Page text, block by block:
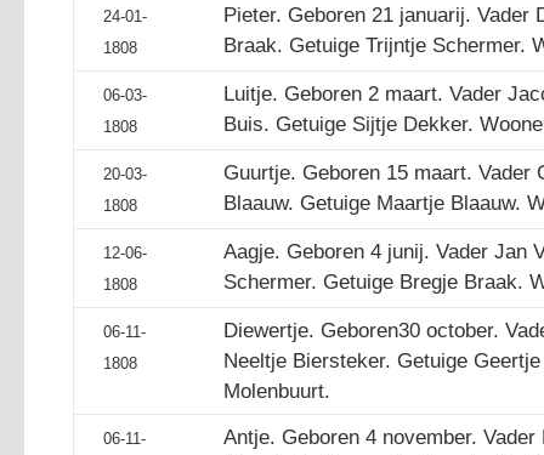
24-01-
1808
Pieter. Geboren 21 januarij. Vader
Braak. Getuige Trijntje Schermer.
06-03-
1808
Luitje. Geboren 2 maart. Vader
Buis. Getuige Sijtje Dekker.
20-03-
1808
Guurtje. Geboren 15 maart. Vader
Blaauw. Getuige Maartje Blaauw.
12-06-
1808
Aagje. Geboren 4 junij. Vader Jan
Schermer. Getuige Bregje Braak.
06-11-
1808
Diewertje. Geboren30 october.
Neeltje Biersteker. Getuige
Molenbuurt.
06-11-
Antje. Geboren 4 november.